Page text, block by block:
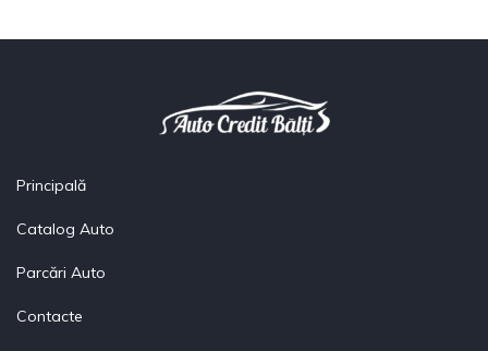
Principală
Catalog Auto
Parcări Auto
Contacte